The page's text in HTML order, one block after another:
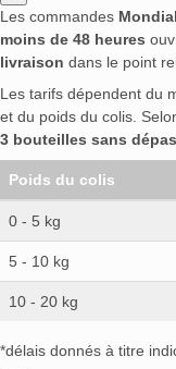
Les commandes
moins de 48 heures
livraison dans le point
Les tarifs dépendent du
et du poids du colis.
3 bouteilles sans
Poids du colis
0 - 5 kg
5 - 10 kg
10 - 20 kg
*délais donnés à titre